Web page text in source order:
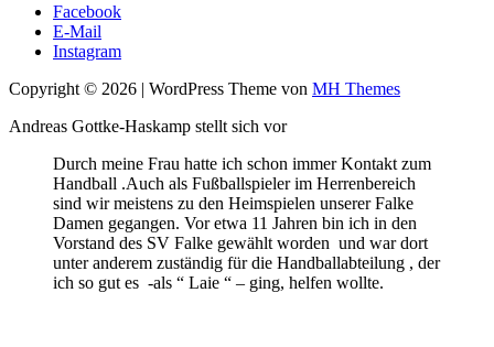
Facebook
E-Mail
Instagram
Copyright © 2026 | WordPress Theme von MH Themes
Andreas Gottke-Haskamp stellt sich vor
Durch meine Frau hatte ich schon immer Kontakt zum
Handball .Auch als Fußballspieler im Herrenbereich
sind wir meistens zu den Heimspielen unserer Falke
Damen gegangen. Vor etwa 11 Jahren bin ich in den
Vorstand des SV Falke gewählt worden und war dort
unter anderem zuständig für die Handballabteilung , der
ich so gut es -als “ Laie “ – ging, helfen wollte.